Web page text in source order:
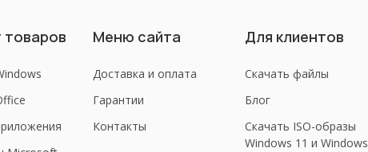
товаров Меню сайта
Доставка и оплата
Гарантии
Контакты
Для клиентов
Скачать файлы
Блог
Скачать ISO-образы
Windows 11 и Windows